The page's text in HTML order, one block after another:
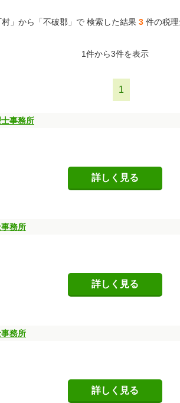
村」から「不破郡」で 検索した結果 3 件の税理
1件から3件を表示
1
事務所
詳しく見る
務所
詳しく見る
務所
詳しく見る